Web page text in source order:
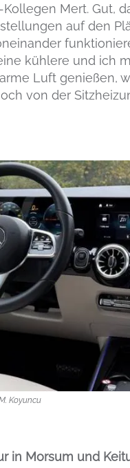
Mert. Gut,
auf den
kühlere und ich
Luft genießen,
von der
Koyuncu
in Morsum und